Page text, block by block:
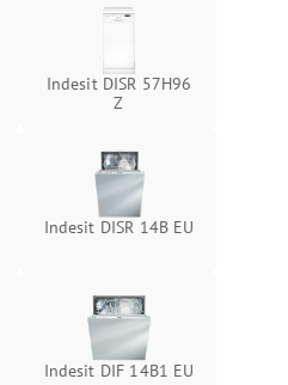
Indesit DISR 57H96
Z
Indesit DISR 14B EU
Indesit DIF 14B1 EU